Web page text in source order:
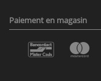
Paiement en magasin